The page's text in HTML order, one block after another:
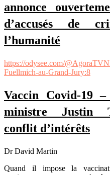
annonce
d’accusés de
l’humanité
https://odysee.com/
Fuellmich-au-Grand-Jury:8
Vaccin Covid-19
ministre Justin
conflit d’intérêts
Dr David Martin
Quand il impose la